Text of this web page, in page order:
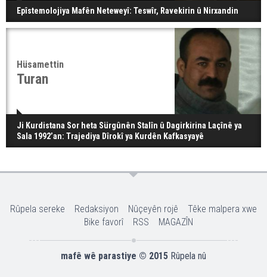
Epîstemolojiya Mafên Neteweyî: Teswîr, Ravekirin û Nirxandin
Hüsamettin
Turan
Ji Kurdistana Sor heta Sürgûnên Stalîn û Dagirkirina Laçînê ya
Sala 1992’an: Trajediya Dîrokî ya Kurdên Kafkasyayê
Rûpela sereke Redaksiyon Nûçeyên rojê
Têke malpera xwe
Bike favorî
RSS MAGAZÎN
mafê wê parastiye © 2015 Rûpela nû